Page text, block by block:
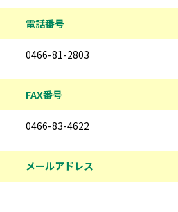
電話番号
0466-81-2803
FAX番号
0466-83-4622
メールアドレス